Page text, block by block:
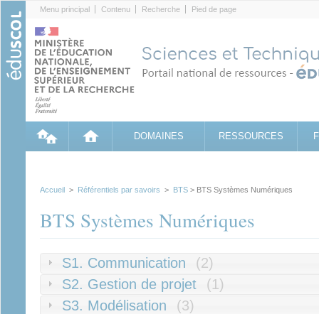
Menu principal Contenu Recherche Pied de page
DOMAINES RESSOURCES
Accueil > Référentiels par savoirs > BTS > BTS Systèmes Numériques
BTS Systèmes Numériques
S1. Communication
(2)
S2. Gestion de projet
(1)
S3. Modélisation
(3)